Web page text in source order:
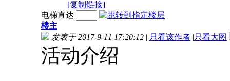
[复制链接]
电梯直达
楼主
发表于 2017-9-11 17:20:12 | 只看该作者 |只看大图
活动介绍